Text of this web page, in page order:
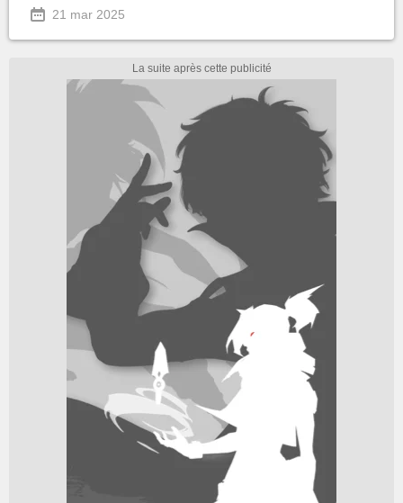
21 mar 2025